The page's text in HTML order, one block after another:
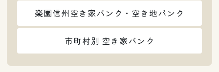
楽園信州空き家バンク・空き地バンク
市町村別 空き家バンク